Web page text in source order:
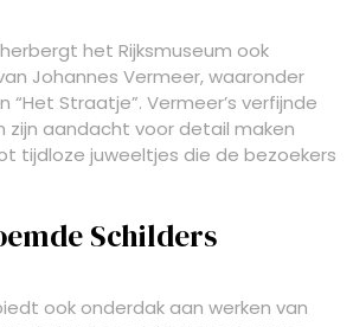
het Rijksmuseum ook
Johannes Vermeer, waaronder
“Het Straatje”. Vermeer’s verfijnde
zijn aandacht voor detail maken
tijdloze juweeltjes die de bezoekers
Schilders
ook onderdak aan werken van